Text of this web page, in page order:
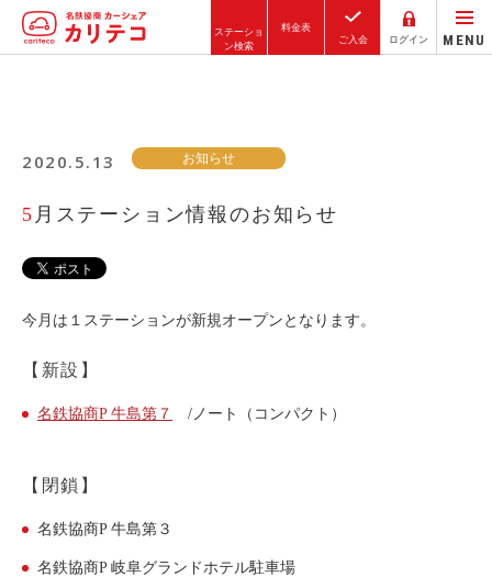
ステーショ
ン検索
料金表
ご入会
ログイン MENU
ステーション検索
金沢エリア
カーシェアリングとは
コストシミュレーション
2020.5.13 お知らせ
5月ステーション情報のお知らせ
今月は１ステーションが新規オープンとなります。
【新設】
名鉄協商P 牛島第７ /ノート（コンパクト）
【閉鎖】
名鉄協商P 牛島第３
名鉄協商P 岐阜グランドホテル駐車場